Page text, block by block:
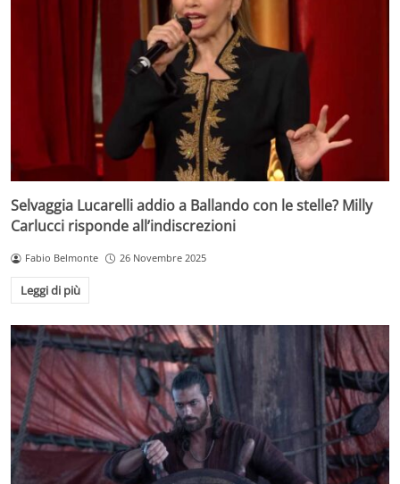
Selvaggia Lucarelli addio a Ballando con le stelle? Milly
Carlucci risponde all’indiscrezioni
Fabio Belmonte 26 Novembre 2025
Leggi di più